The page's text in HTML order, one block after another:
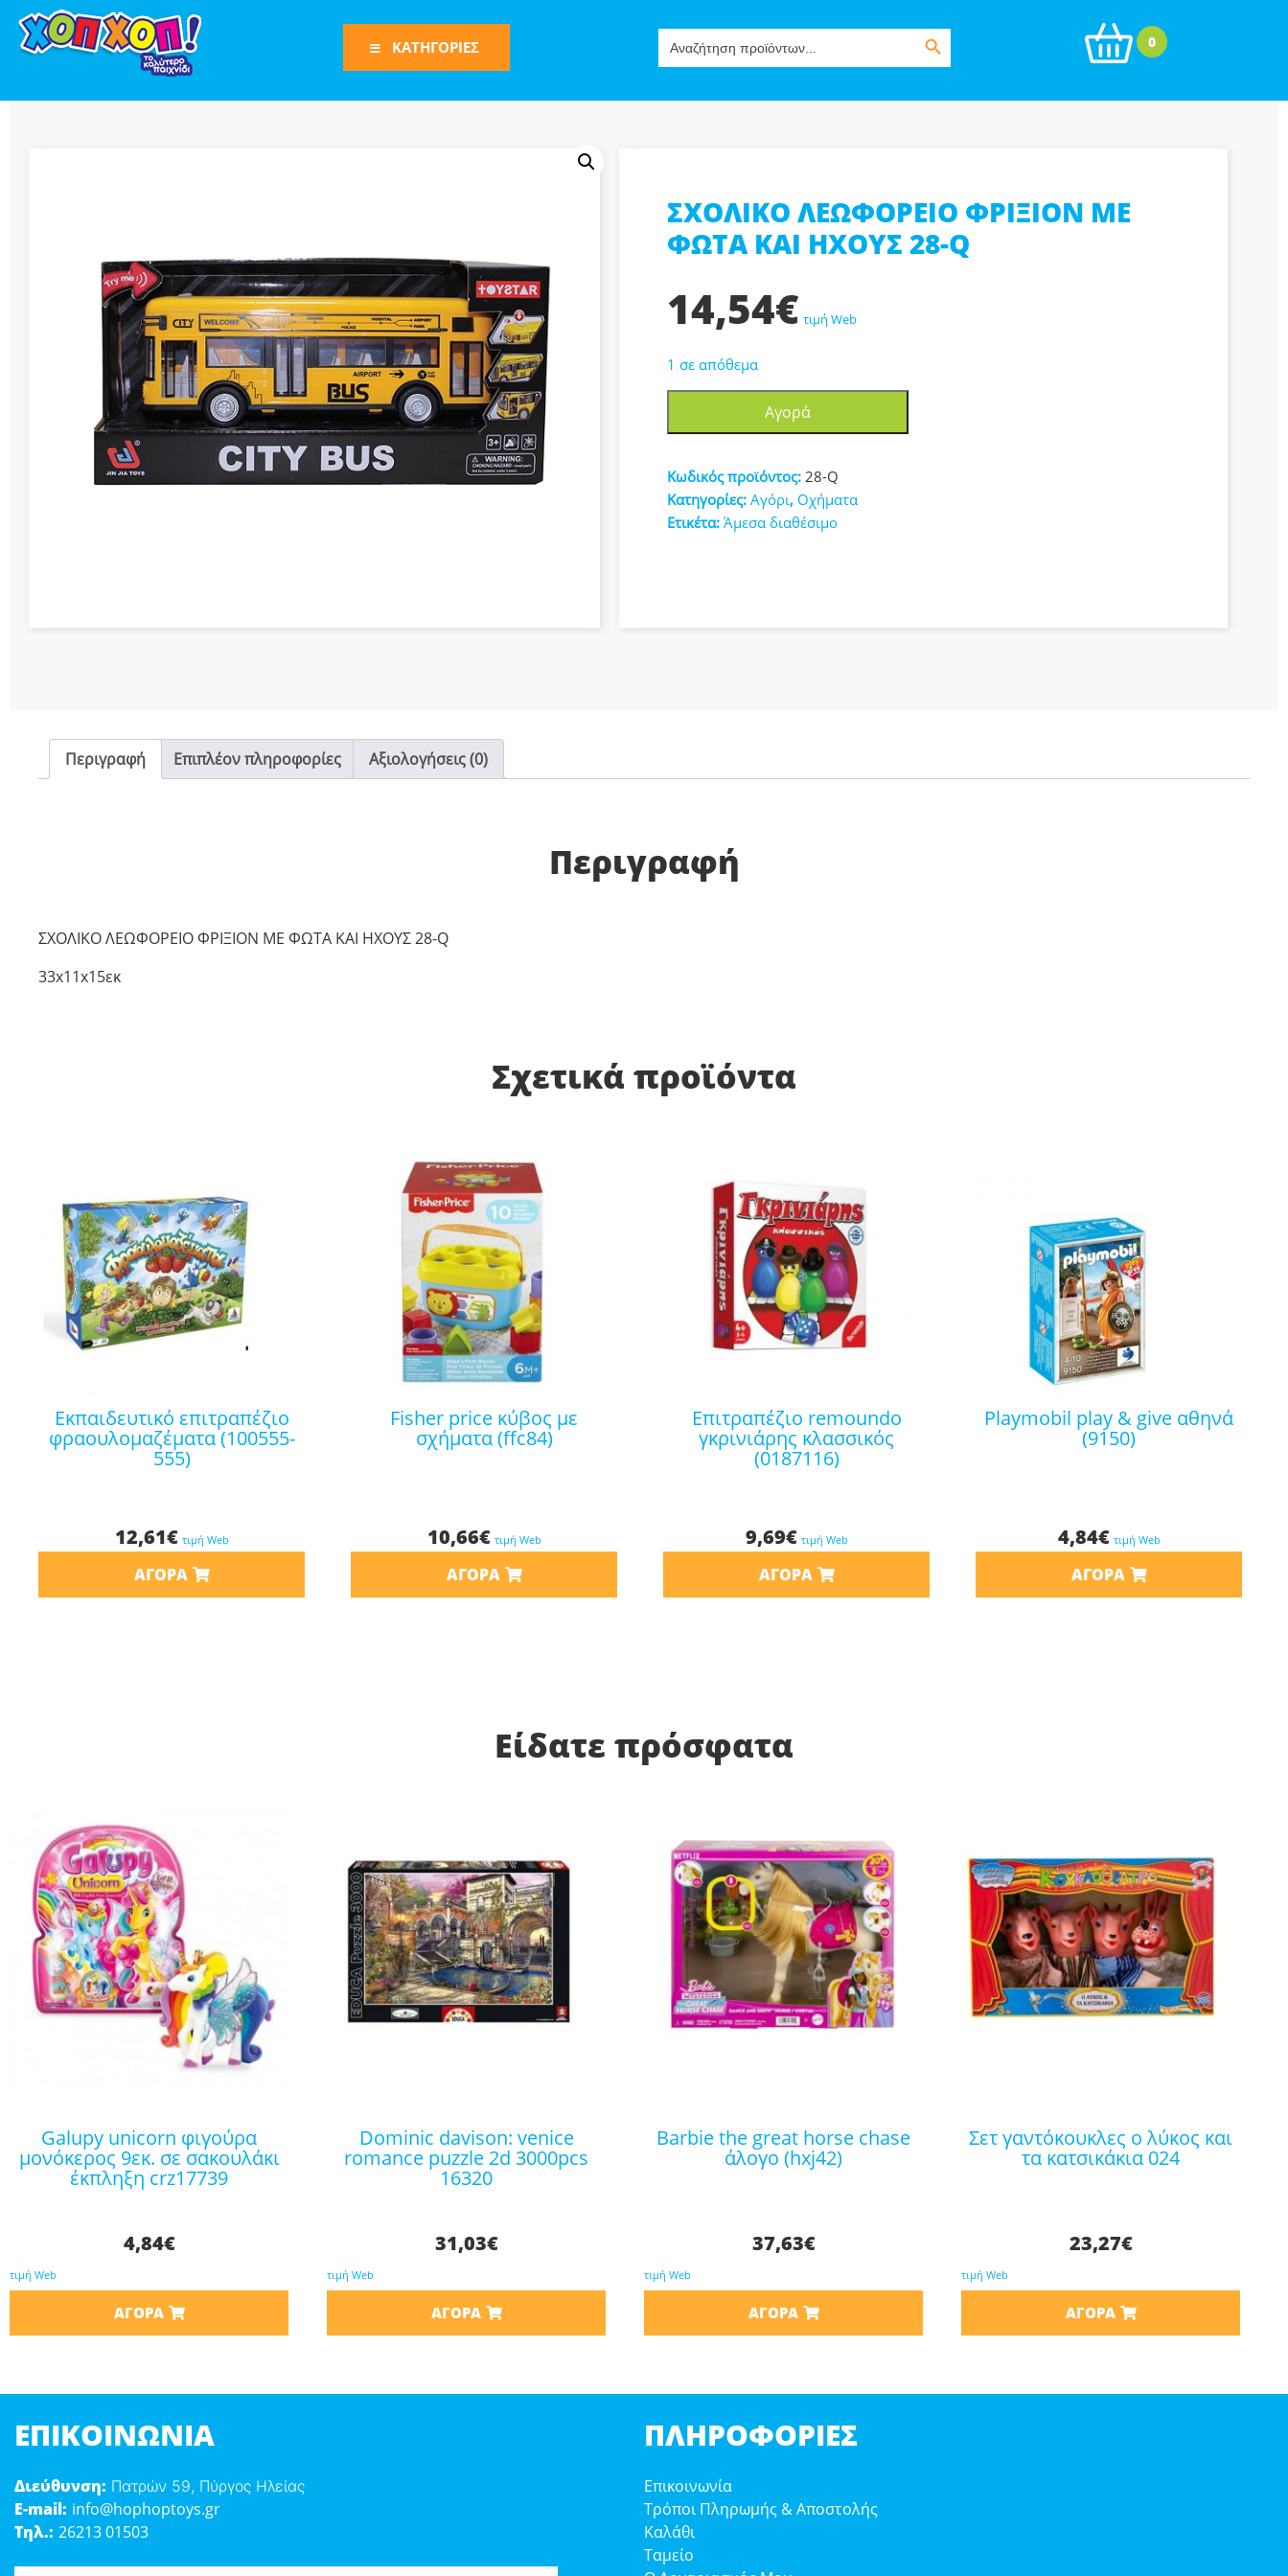
for:
Search Button
0
ΚΑΤΗΓΟΡΙΕΣ
Τρένα
Bruder
Οχήματα
Πίστες-Γκαράζ
Παιχνίδια Ρόλων-Μίμησης
Play Set
Όπλα
Διάφορες Κατασκευές
Σπόρ
ΣΧΟΛΙΚΟ ΛΕΩΦΟΡΕΙΟ ΦΡΙΞΙΟΝ ΜΕ
ΦΩΤΑ ΚΑΙ ΗΧΟΥΣ 28-Q
14,54€ τιμή Web
1 σε απόθεμα
ΜΕ
ΦΩΤΑ
ΚΑΙ
Αγορά
Κωδικός προϊόντος: 28-Q
Κατηγορίες: Αγόρι, Οχήματα
Ετικέτα: Άμεσα διαθέσιμο
Περιγραφή Επιπλέον πληροφορίες Αξιολογήσεις (0)
Περιγραφή
ΣΧΟΛΙΚΟ ΛΕΩΦΟΡΕΙΟ ΦΡΙΞΙΟΝ ΜΕ ΦΩΤΑ ΚΑΙ ΗΧΟΥΣ 28-Q
33x11x15εκ
Σχετικά προϊόντα
εκπαιδευτικό επιτραπέζιο
φραουλομαζέματα (100555-
555)
12,61€ τιμή Web
ΑΓΟΡΆ
fisher price κύβος με
σχήματα (ffc84)
10,66€ τιμή Web
ΑΓΟΡΆ
επιτραπέζιο remoundo
γκρινιάρης κλασσικός
(0187116)
9,69€ τιμή Web
ΑΓΟΡΆ
playmobil play & give αθηνά
(9150)
4,84€ τιμή Web
ΑΓΟΡΆ
Είδατε πρόσφατα
galupy unicorn φιγούρα
μονόκερος 9εκ. σε σακουλάκι
έκπληξη crz17739
4,84€
τιμή Web
ΑΓΟΡΆ
dominic davison: venice
romance puzzle 2d 3000pcs
16320
31,03€
τιμή Web
ΑΓΟΡΆ
barbie the great horse chase
άλογο (hxj42)
37,63€
τιμή Web
ΑΓΟΡΆ
σετ γαντόκουκλες ο λύκος και
τα κατσικάκια 024
23,27€
τιμή Web
ΑΓΟΡΆ
ΕΠΙΚΟΙΝΩΝΊΑ
Διεύθυνση: Πατρών 59, Πύργος Ηλείας
E-mail: info@hophoptoys.gr
Τηλ.: 26213 01503
ΠΛΗΡΟΦΟΡΊΕΣ
Επικοινωνία
Τρόποι Πληρωμής & Αποστολής
Καλάθι
Ταμείο